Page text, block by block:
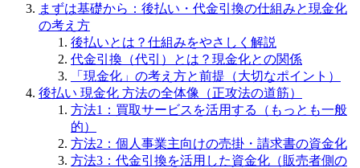
まずは基礎から：後払い・代金引換の仕組みと現金化
の考え方
後払いとは？仕組みをやさしく解説
代金引換（代引）とは？現金化との関係
「現金化」の考え方と前提（大切なポイント）
後払い 現金化 方法の全体像（正攻法の道筋）
方法1：買取サービスを活用する（もっとも一般
的）
方法2：個人事業主向けの売掛・請求書の資金化
方法3：代金引換を活用した資金化（販売者側の